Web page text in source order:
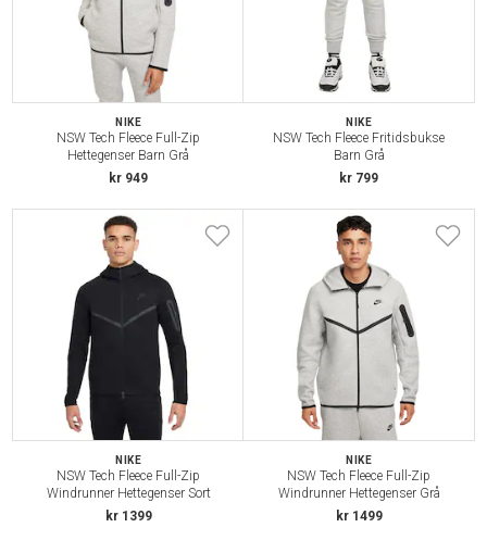
NIKE
NSW Tech Fleece Full-Zip
Hettegenser Barn Grå
kr 949
NIKE
NSW Tech Fleece Fritidsbukse
Barn Grå
kr 799
NIKE
NSW Tech Fleece Full-Zip
Windrunner Hettegenser Sort
kr 1399
NIKE
NSW Tech Fleece Full-Zip
Windrunner Hettegenser Grå
kr 1499